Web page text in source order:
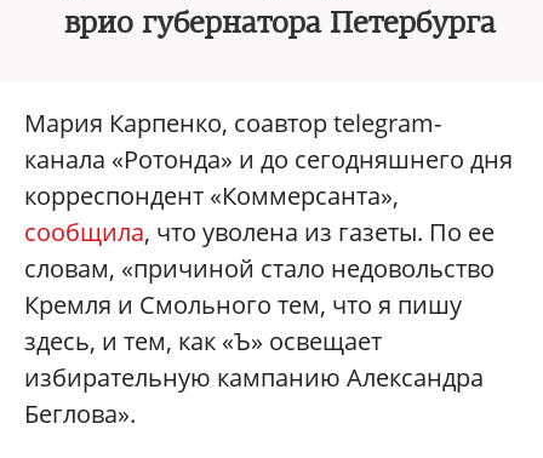
врио губернатора Петербурга
Мария Карпенко, соавтор telegram-
канала «Ротонда» и до сегодняшнего дня
корреспондент «Коммерсанта»,
сообщила, что уволена из газеты. По ее
словам, «причиной стало недовольство
Кремля и Смольного тем, что я пишу
здесь, и тем, как «Ъ» освещает
избирательную кампанию Александра
Беглова».